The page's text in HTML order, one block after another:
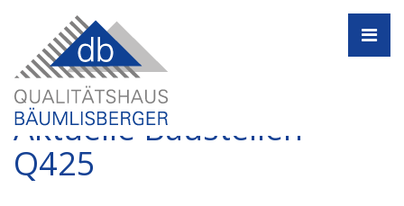
Aktuelle Baustellen -
Q425